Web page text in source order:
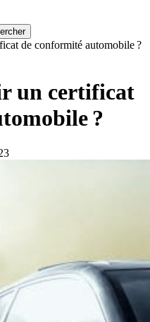
de conformité automobile ?
un certificat
?